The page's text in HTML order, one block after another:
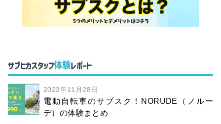
サブヒカスタッフ体験レポート
2023年11月28日
電動自転車のサブスク！NORUDE（ノルー
デ）の体験まとめ